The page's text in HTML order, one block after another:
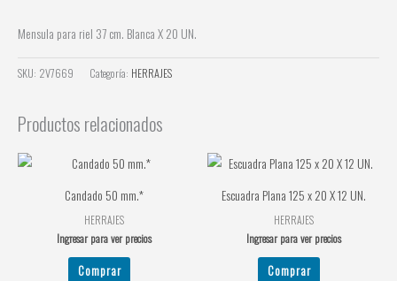
Mensula para riel 37 cm. Blanca X 20 UN.
SKU: 2V7669 Categoría: HERRAJES
Productos relacionados
Candado 50 mm.*
HERRAJES
Ingresar para ver precios
Comprar
Escuadra Plana 125 x 20 X 12 UN.
HERRAJES
Ingresar para ver precios
Comprar